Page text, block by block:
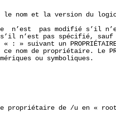
le nom et la version du
n’est  pas modifié s’il
n’est pas spécifié,
« : » suivant un
ce nom de propriétaire. Le
ou symboliques.
propriétaire de /u en «